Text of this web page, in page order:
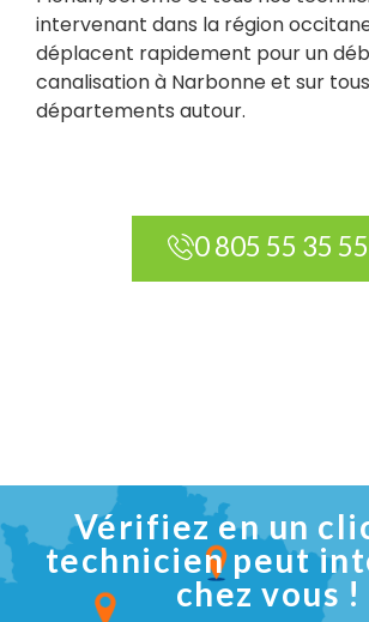
intervenant dans la région
déplacent rapidement pour un
canalisation à Narbonne et sur
départements autour.
0 805 55 35 55
Vérifiez en un
technicien peut
chez vous !